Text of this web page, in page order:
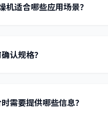
机适合哪些应用场景？
认规格？
需要提供哪些信息？